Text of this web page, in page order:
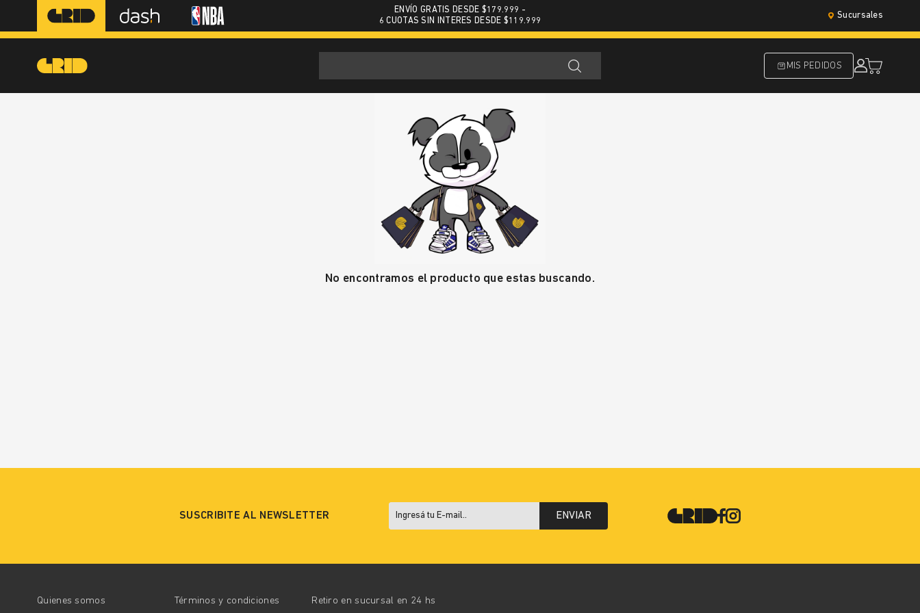
ENVÍO GRATIS DESDE $179.999 -
6 CUOTAS SIN INTERES DESDE $119.999
Sucursales
MIS PEDIDOS
No encontramos el producto que estas buscando.
SUSCRIBITE AL NEWSLETTER ENVIAR
Quienes somos Términos y condiciones Retiro en sucursal en 24 hs